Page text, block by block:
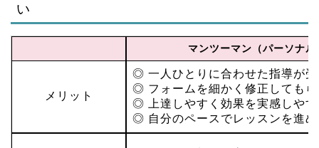
い
マンツーマン（パーソナル
メリット
◎ 一人ひとりに合わせた指導が
◎ フォームを細かく修正しても
◎ 上達しやすく効果を実感しや
◎ 自分のペースでレッスンを進